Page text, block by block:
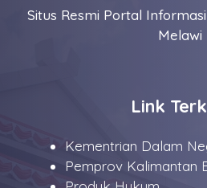
Situs Resmi Portal
Melawi
Link
Kementrian Dalam
Pemprov Kalimantan